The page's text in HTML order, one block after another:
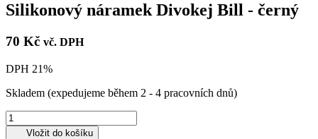
Silikonový náramek Divokej Bill - černý
70 Kč vč. DPH
DPH 21%
Skladem (expedujeme během 2 - 4 pracovních dnů)
Vložit do košíku